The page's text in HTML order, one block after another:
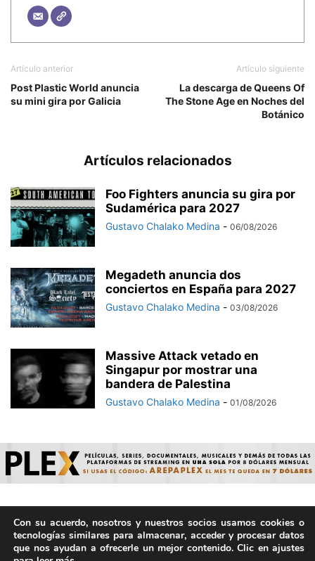
Artículo anterior
Post Plastic World anuncia
su mini gira por Galicia
Artículo siguiente
La descarga de Queens Of
The Stone Age en Noches del
Botánico
Artículos relacionados
Foo Fighters anuncia su gira por
Sudamérica para 2027
Gustavo Chalako Medina - 06/08/2026
Megadeth anuncia dos
conciertos en España para 2027
Gustavo Chalako Medina - 03/08/2026
Massive Attack vetado en
Singapur por mostrar una
bandera de Palestina
Gustavo Chalako Medina - 01/08/2026
© ArepaVolatil.Com 2021-2025 - Hecho por humanos, no por
IA. | Todos los derechos reservados.
Con su acuerdo, nosotros y nuestros socios usamos cookies o
tecnologías similares para almacenar, acceder y procesar datos
que nos ayudan a ofrecerle un mejor contenido. Clic en ajustes